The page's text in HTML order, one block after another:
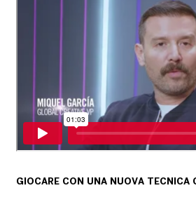
GIOCARE CON UNA NUOVA TECNICA